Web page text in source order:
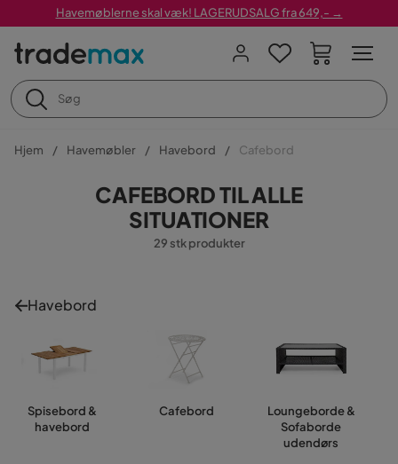
Havemøblerne skal væk! LAGERUDSALG fra 649,- →
Hjem Havemøbler Havebord Cafebord
CAFEBORD TIL ALLE
SITUATIONER
29 stk produkter
Havebord
Spisebord &
havebord
Cafebord
Loungeborde &
Sofaborde
udendørs